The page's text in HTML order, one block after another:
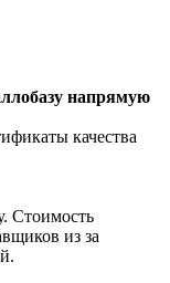
напрямую
качества
Стоимость
из за